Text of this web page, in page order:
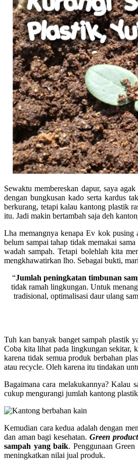
Sewaktu membereskan dapur, saya
dengan bungkusan kado serta kardus
berkurang, tetapi kalau kantong plastik
itu. Jadi makin bertambah saja deh
Lha memangnya kenapa Ev kok pusing
belum sampai tahap tidak memakai
wadah sampah. Tetapi bolehlah kita
mengkhawatirkan lho. Sebagai bukti,
“Jumlah peningkatan timbunan
tidak ramah lingkungan. Untuk
tradisional, optimalisasi daur ulang
Tuh kan banyak banget sampah plastik
Coba kita lihat pada lingkungan sekitar,
karena tidak semua produk berbahan
atau recycle. Oleh karena itu tindakan
Bagaimana cara melakukannya? Kalau
cukup mengurangi jumlah kantong
Kemudian cara kedua adalah dengan
dan aman bagi kesehatan. Green product
sampah yang baik. Penggunaan
meningkatkan nilai jual produk.